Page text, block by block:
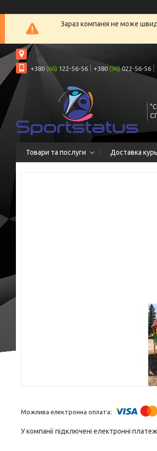
Зараз компанія не може
РЕБЕТА 6Б, Бровари, Україна
+380 (66) 122-56-56 +380 (96)022-56-56
Товари та послуги Доставка
У компанії підключені електронні